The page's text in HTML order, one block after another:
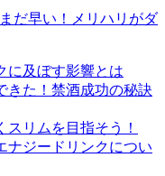
だ早い！メリハリがダ
に及ぼす影響とは
きた！禁酒成功の秘訣
スリムを目指そう！
ナジードリンクについ